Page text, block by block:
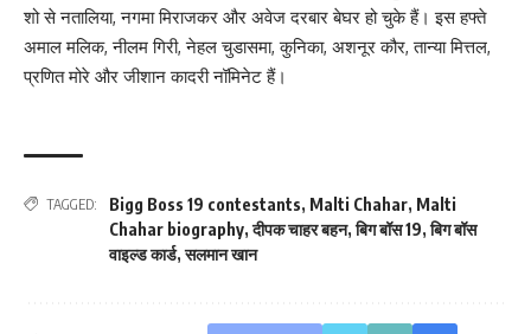
शो से नतालिया, नगमा मिराजकर और अवेज दरबार बेघर हो चुके हैं। इस हफ्ते
अमाल मलिक, नीलम गिरी, नेहल चुडासमा, कुनिका, अशनूर कौर, तान्या मित्तल,
प्रणित मोरे और जीशान कादरी नॉमिनेट हैं।
TAGGED: Bigg Boss 19 contestants, Malti Chahar, Malti
Chahar biography,दीपक चाहर बहन,बिग बॉस 19,बिग बॉस
वाइल्ड कार्ड,सलमान खान